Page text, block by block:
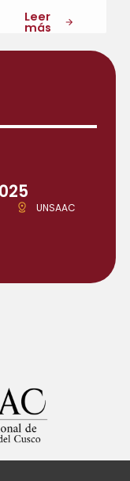
Leer
más
UNSAAC